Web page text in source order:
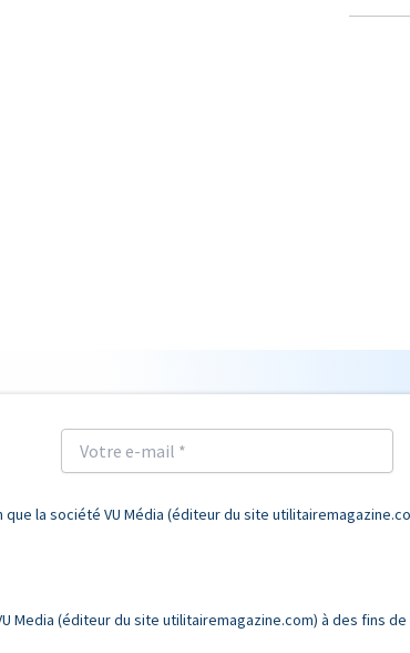
la société VU Média (éditeur du site
Media (éditeur du site utilitairemagazine.com) à des fins